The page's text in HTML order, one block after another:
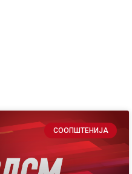
СООПШТЕНИЈА